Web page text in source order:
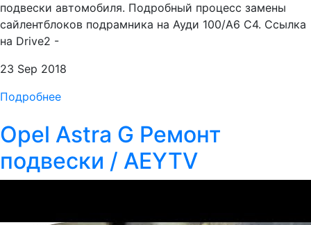
подвески автомобиля. Подробный процесс замены
сайлентблоков подрамника на Ауди 100/А6 С4. Ссылка
на Drive2 -
23 Sep 2018
Подробнее
Opel Astra G Ремонт
подвески / AEYTV